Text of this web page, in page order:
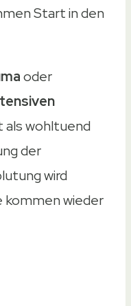
Start in den
oder
als wohltuend
der
wird
kommen wieder